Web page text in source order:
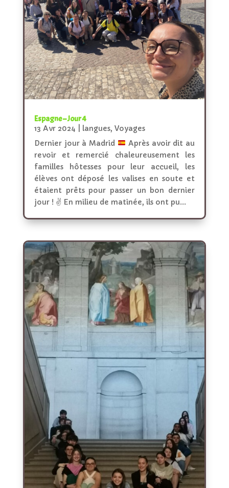
Espagne – Jour 4
13 Avr 2024 langues, Voyages
Dernier jour à Madrid
Après avoir dit au
revoir et remercié chaleureusement les
familles hôtesses pour leur accueil, les
élèves ont déposé les valises en soute et
étaient prêts pour passer un bon dernier
jour ! ✌ En milieu de matinée, ils ont pu...